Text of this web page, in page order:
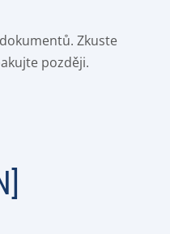
Zkuste
později.